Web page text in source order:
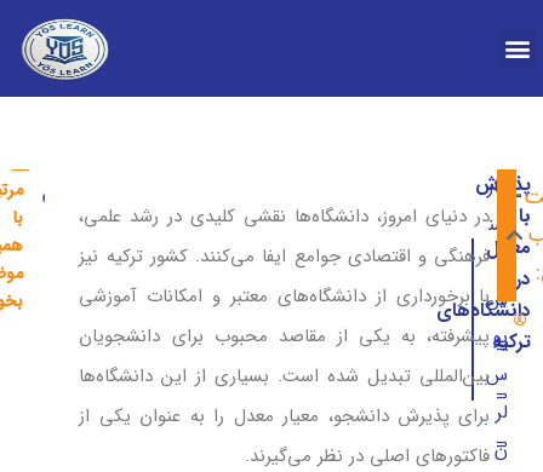
پذیرش
با
معدل
در
دانشگاه‌های
ترکیه
کار
شن
س
یو
س
لر
ن
تاثیر معدل در پذیرش دانشگاه‌های ترکیه
حداقل معدل برای تحصیل در ترکیه
شرط معدل برای تحصیل پزشکی در ترکیه
در دنیای امروز، دانشگاه‌ها نقشی کلیدی در رشد علمی،
فرهنگی و اقتصادی جوامع ایفا می‌کنند. کشور ترکیه نیز
با برخورداری از دانشگاه‌های معتبر و امکانات آموزشی
پیشرفته، به یکی از مقاصد محبوب برای دانشجویان
بین‌المللی تبدیل شده است. بسیاری از این دانشگاه‌ها
برای پذیرش دانشجو، معیار معدل را به عنوان یکی از
فاکتورهای اصلی در نظر می‌گیرند.
تحصیل
با